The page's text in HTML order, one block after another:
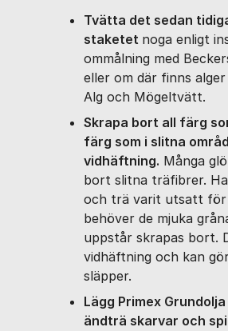
Tvätta det sedan
staketet noga enligt
ommålning med
eller om där finns
Alg och Mögeltvätt.
Skrapa bort all färg
färg som i slitna
vidhäftning. Många
bort slitna träfibrer.
och trä varit utsatt för
behöver de mjuka
uppstår skrapas bort.
vidhäftning och kan
släpper.
Lägg Primex
ändträ skarvar och